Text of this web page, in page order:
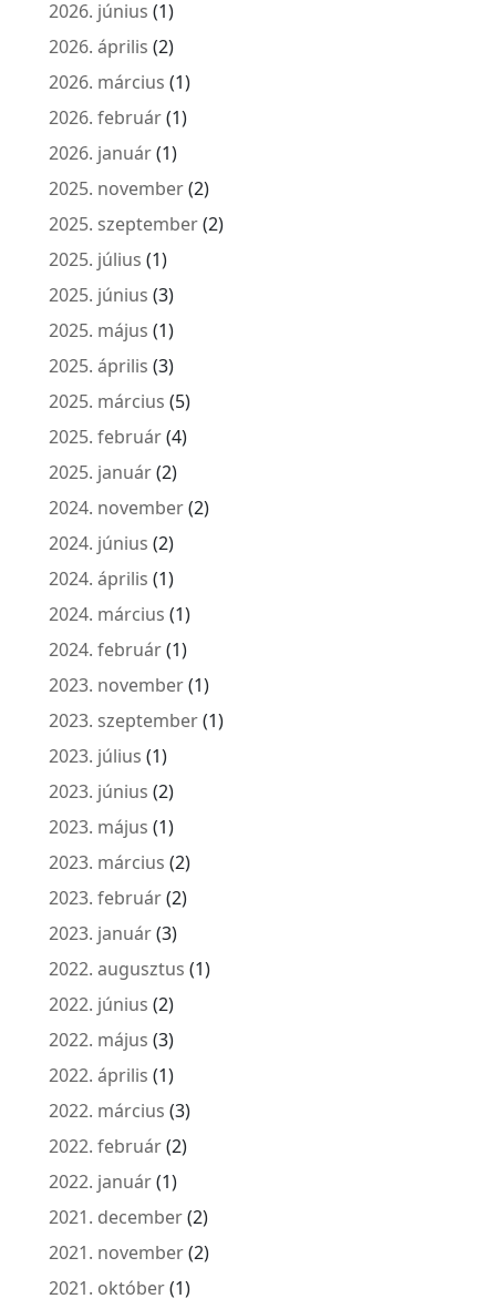
2026. június (1)
2026. április (2)
2026. március (1)
2026. február(1)
2026. január(1)
2025. november(2)
2025. szeptember(2)
2025. július (1)
2025. június (3)
2025. május (1)
2025. április (3)
2025. március (5)
2025. február(4)
2025. január(2)
2024. november(2)
2024. június (2)
2024. április (1)
2024. március (1)
2024. február(1)
2023. november(1)
2023. szeptember(1)
2023. július (1)
2023. június (2)
2023. május (1)
2023. március (2)
2023. február(2)
2023. január(3)
2022. augusztus (1)
2022. június (2)
2022. május (3)
2022. április (1)
2022. március (3)
2022. február(2)
2022. január(1)
2021. december(2)
2021. november(2)
2021. október(1)